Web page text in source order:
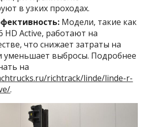
в узких проходах.
Модели, такие как
HD Active, работают на
что снижает затраты на
уменьшает выбросы. Подробнее
на
richtrack/linde/linde-r-
.